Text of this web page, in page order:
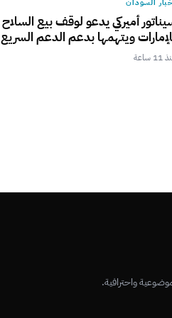
السودان
أميركي يدعو لوقف بيع السلاح
ويتهمها بدعم الدعم السريع
ساعة
واحترافية.